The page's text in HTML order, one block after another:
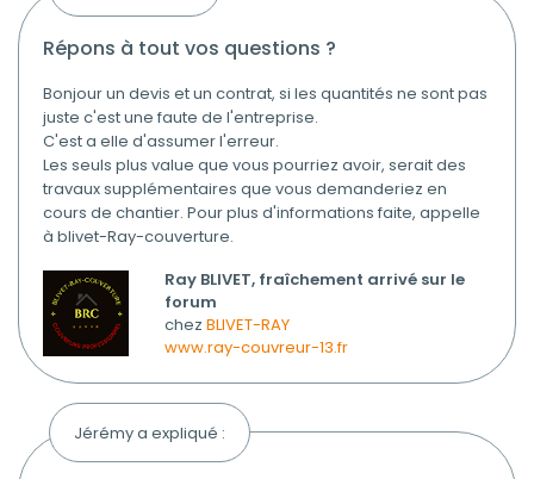
répons à tout vos questions ?
Bonjour un devis et un contrat, si les quantités ne sont pas
juste c'est une faute de l'entreprise.
C'est a elle d'assumer l'erreur.
Les seuls plus value que vous pourriez avoir, serait des
travaux supplémentaires que vous demanderiez en
cours de chantier. Pour plus d'informations faite, appelle
à blivet-Ray-couverture.
Ray BLIVET, fraîchement arrivé sur le
forum
chez BLIVET-RAY
www.ray-couvreur-13.fr
Jérémy a expliqué :